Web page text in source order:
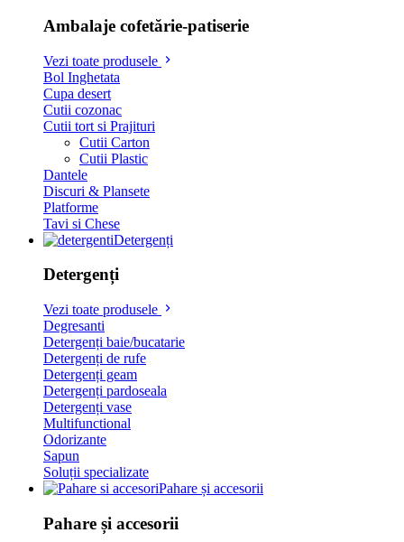
Ambalaje cofetărie-patiserie
Vezi toate produsele
Bol Inghetata
Cupa desert
Cutii cozonac
Cutii tort si Prajituri
Cutii Carton
Cutii Plastic
Dantele
Discuri & Plansete
Platforme
Tavi si Chese
Detergenți
Detergenți
Vezi toate produsele
Degresanti
Detergenți baie/bucatarie
Detergenți de rufe
Detergenți geam
Detergenți pardoseala
Detergenți vase
Multifunctional
Odorizante
Sapun
Soluții specializate
Pahare și accesorii
Pahare și accesorii